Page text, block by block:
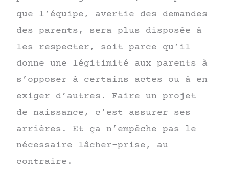
que l’équipe, avertie des demandes
des parents, sera plus disposée à
les respecter, soit parce qu’il
donne une légitimité aux parents à
s’opposer à certains actes ou à en
exiger d’autres. Faire un projet
de naissance, c’est assurer ses
arrières. Et ça n’empêche pas le
nécessaire lâcher-prise, au
contraire.